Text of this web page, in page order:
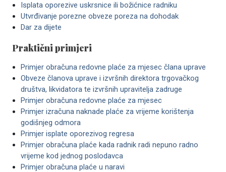
Isplata oporezive uskrsnice ili božićnice radniku
Utvrđivanje porezne obveze poreza na dohodak
Dar za dijete
Praktični primjeri
Primjer obračuna redovne plaće za mjesec člana uprave
Obveze članova uprave i izvršnih direktora trgovačkog
društva, likvidatora te izvršnih upravitelja zadruge
Primjer obračuna redovne plaće za mjesec
Primjer izračuna naknade plaće za vrijeme korištenja
godišnjeg odmora
Primjer isplate oporezivog regresa
Primjer obračuna plaće kada radnik radi nepuno radno
vrijeme kod jednog poslodavca
Primjer obračuna plaće u naravi